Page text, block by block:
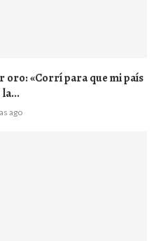
oro: «Corrí para que mi país
la...
ago